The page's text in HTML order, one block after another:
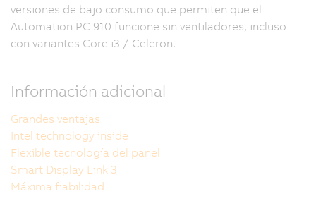
versiones de bajo consumo que permiten que el
Automation PC 910 funcione sin ventiladores, incluso
con variantes Core i3 / Celeron.
Información adicional
Grandes ventajas
Intel technology inside
Flexible tecnología del panel
Smart Display Link 3
Máxima fiabilidad